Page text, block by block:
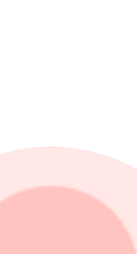
Troax rusning: